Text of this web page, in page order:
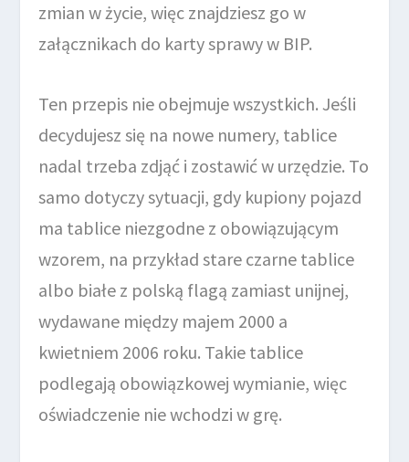
zmian w życie, więc znajdziesz go w
załącznikach do karty sprawy w BIP.
Ten przepis nie obejmuje wszystkich. Jeśli
decydujesz się na nowe numery, tablice
nadal trzeba zdjąć i zostawić w urzędzie. To
samo dotyczy sytuacji, gdy kupiony pojazd
ma tablice niezgodne z obowiązującym
wzorem, na przykład stare czarne tablice
albo białe z polską flagą zamiast unijnej,
wydawane między majem 2000 a
kwietniem 2006 roku. Takie tablice
podlegają obowiązkowej wymianie, więc
oświadczenie nie wchodzi w grę.